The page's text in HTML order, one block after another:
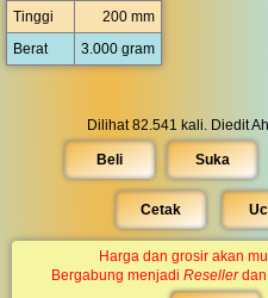
Tinggi
200 mm
Berat
3.000 gram
Dilihat 82.541 kali. Diedit
Beli Suka
Cetak
Harga dan grosir akan
Bergabung menjadi Resellerdan